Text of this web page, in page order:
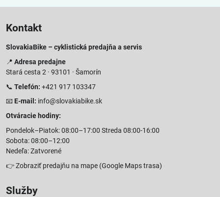
Kontakt
SlovakiaBike – cyklistická predajňa a servis
📍 Adresa predajne
Stará cesta 2 · 93101 · Šamorín
📞 Telefón: +421 917 103347
📧 E-mail: info@slovakiabike.sk
Otváracie hodiny:
Pondelok–Piatok: 08:00–17:00 Streda 08:00-16:00
Sobota: 08:00–12:00
Nedeľa: Zatvorené
👉Zobraziť predajňu na mape (Google Maps trasa)
Služby